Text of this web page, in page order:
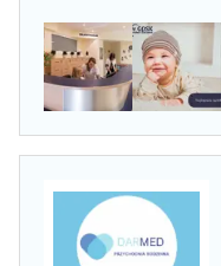
Laboratoria
Leczenie niepłodności